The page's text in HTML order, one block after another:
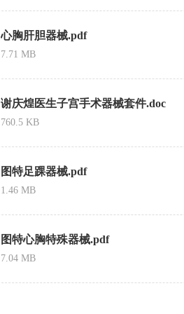
心胸肝胆器械.pdf
7.71 MB
谢庆煌医生子宫手术器械套件.doc
760.5 KB
图特足踝器械.pdf
1.46 MB
图特心胸特殊器械.pdf
7.04 MB